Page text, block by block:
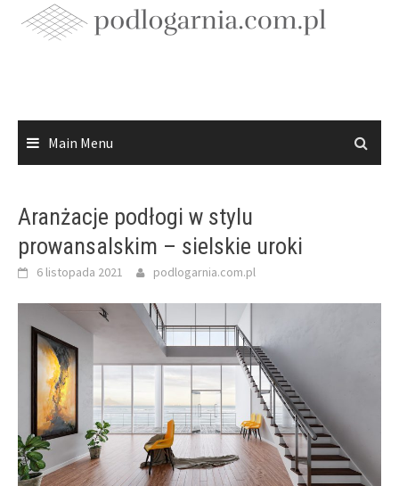
Main Menu
Aranżacje podłogi w stylu
prowansalskim – sielskie uroki
6 listopada 2021 podlogarnia.com.pl